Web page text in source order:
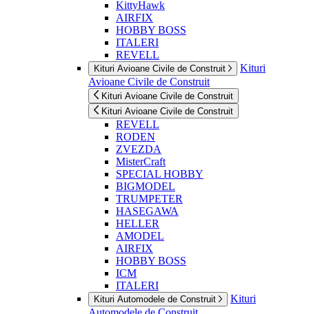
KittyHawk
AIRFIX
HOBBY BOSS
ITALERI
REVELL
Kituri Avioane Civile de Construit
Kituri
Avioane Civile de Construit
Kituri Avioane Civile de Construit
Kituri Avioane Civile de Construit
REVELL
RODEN
ZVEZDA
MisterCraft
SPECIAL HOBBY
BIGMODEL
TRUMPETER
HASEGAWA
HELLER
AMODEL
AIRFIX
HOBBY BOSS
ICM
ITALERI
Kituri Automodele de Construit
Kituri